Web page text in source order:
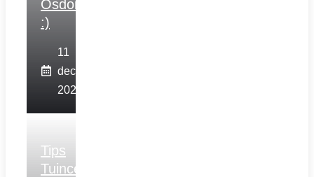
Osdorp
:)
11
december
2025
Tips
Tuincentrum